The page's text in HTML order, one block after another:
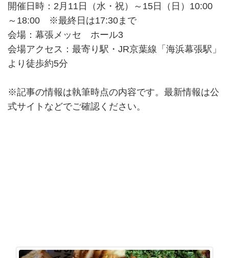
開催日時：2月11日（水・祝）～15日（日）10:00
～18:00 ※最終日は17:30まで
会場：幕張メッセ ホール3
会場アクセス：最寄り駅・JR京葉線「海浜幕張駅」
より徒歩約5分
※記事の情報は執筆時点の内容です。最新情報は公
式サイトなどでご確認ください。